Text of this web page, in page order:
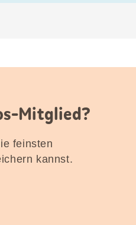
Mitglied?
feinsten
kannst.